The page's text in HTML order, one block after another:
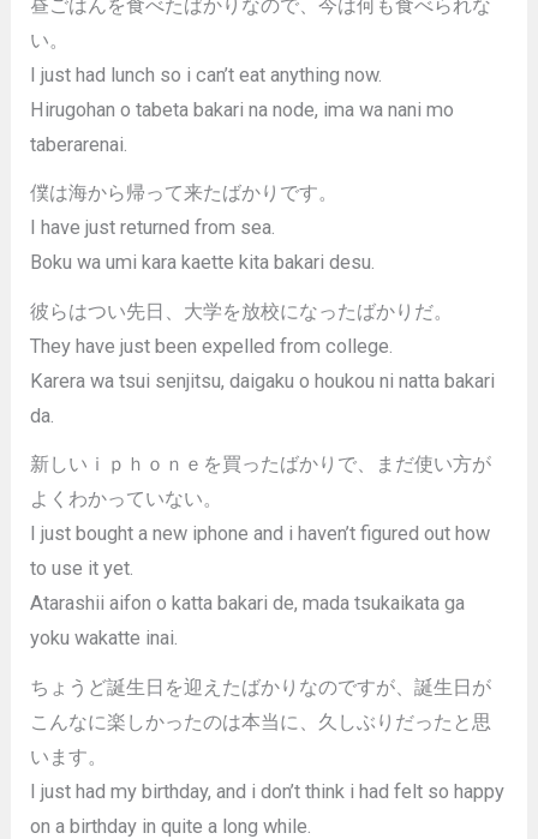
昼ごはんを食べたばかりなので、今は何も食べられな
い。
I just had lunch so i can’t eat anything now.
Hirugohan o tabeta bakari na node, ima wa nani mo
taberarenai.
僕は海から帰って来たばかりです。
I have just returned from sea.
Boku wa umi kara kaette kita bakari desu.
彼らはつい先日、大学を放校になったばかりだ。
They have just been expelled from college.
Karera wa tsui senjitsu, daigaku o houkou ni natta bakari
da.
新しいｉｐｈｏｎｅを買ったばかりで、まだ使い方が
よくわかっていない。
I just bought a new iphone and i haven’t figured out how
to use it yet.
Atarashii aifon o katta bakari de, mada tsukaikata ga
yoku wakatte inai.
ちょうど誕生日を迎えたばかりなのですが、誕生日が
こんなに楽しかったのは本当に、久しぶりだったと思
います。
I just had my birthday, and i don’t think i had felt so happy
on a birthday in quite a long while.